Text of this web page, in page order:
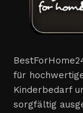
für
Kinderbedarf
sorgfältig